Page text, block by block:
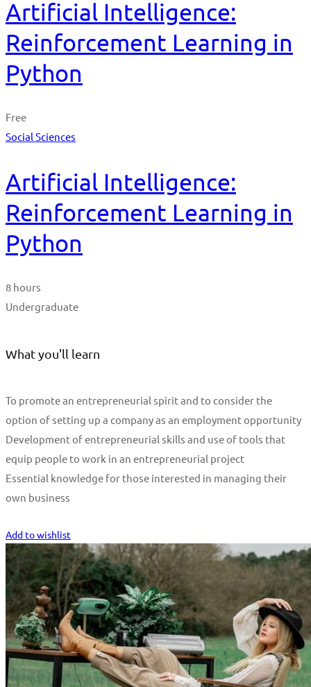
Artificial Intelligence:
Reinforcement Learning in
Python
Free
Social Sciences
Artificial Intelligence:
Reinforcement Learning in
Python
8 hours
Undergraduate
What you'll learn
To promote an entrepreneurial spirit and to consider the
option of setting up a company as an employment opportunity
Development of entrepreneurial skills and use of tools that
equip people to work in an entrepreneurial project
Essential knowledge for those interested in managing their
own business
Add to wishlist